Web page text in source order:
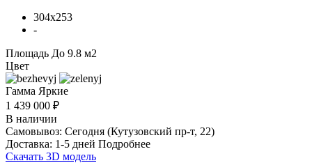
304x253
-
Площадь До 9.8 м2
Цвет
Гамма Яркие
1 439 000 ₽
В наличии
Самовывоз: Сегодня (Кутузовский пр-т, 22)
Доставка: 1-5 дней Подробнее
Скачать 3D модель